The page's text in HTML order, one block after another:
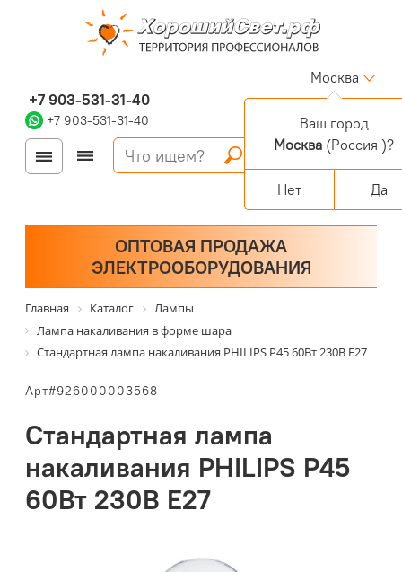
+7 903-531-31-40
+7 903-531-31-40
Москва
Войти
Регистрация
Корзина
0 позиций
Персональный раздел
ОПТОВАЯ ПРОДАЖА
ЭЛЕКТРООБОРУДОВАНИЯ
Главная Каталог
Лампы
Лампа накаливания в форме шара
Стандартная лампа накаливания PHILIPS P45 60Вт 230В Е27
Арт#926000003568
Стандартная лампа
накаливания PHILIPS P45
60Вт 230В Е27
Ваш город
Москва (Россия )?
Нет Да